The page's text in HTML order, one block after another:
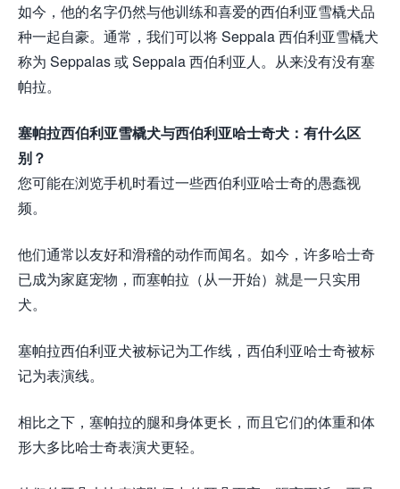
如今，他的名字仍然与他训练和喜爱的西伯利亚雪橇犬品
种一起自豪。通常，我们可以将 Seppala 西伯利亚雪橇犬
称为 Seppalas 或 Seppala 西伯利亚人。从来没有没有塞
帕拉。
塞帕拉西伯利亚雪橇犬与西伯利亚哈士奇犬：有什么区
别？
您可能在浏览手机时看过一些西伯利亚哈士奇的愚蠢视
频。
他们通常以友好和滑稽的动作而闻名。如今，许多哈士奇
已成为家庭宠物，而塞帕拉（从一开始）就是一只实用
犬。
塞帕拉西伯利亚犬被标记为工作线，西伯利亚哈士奇被标
记为表演线。
相比之下，塞帕拉的腿和身体更长，而且它们的体重和体
形大多比哈士奇表演犬更轻。